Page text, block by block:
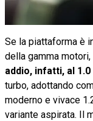
Se la piattaforma è
della gamma
addio, infatti, al
turbo, adottando
moderno e vivace
variante aspirata. Il